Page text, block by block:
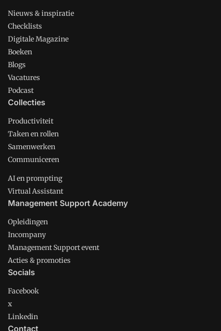
Nieuws & inspiratie
Checklists
Digitale Magazine
Boeken
Blogs
Vacatures
Podcast
Collecties
Productiviteit
Taken en rollen
Samenwerken
Communiceren
AI en prompting
Virtual Assistant
Management Support Academy
Opleidingen
Incompany
Management Support event
Acties & promoties
Socials
Facebook
x
Linkedin
Contact